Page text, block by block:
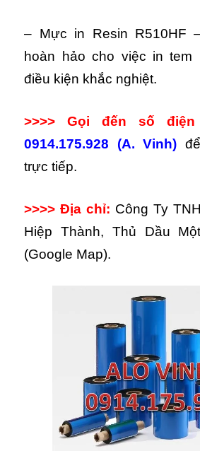
– Mực in Resin R510HF
hoàn hảo cho việc in tem
điều kiện khắc nghiệt.
>>>> Gọi đến số điện
0914.175.928 (A. Vinh)
trực tiếp.
>>>> Địa chỉ: Công Ty
Hiệp Thành, Thủ Dầu
(Google Map).